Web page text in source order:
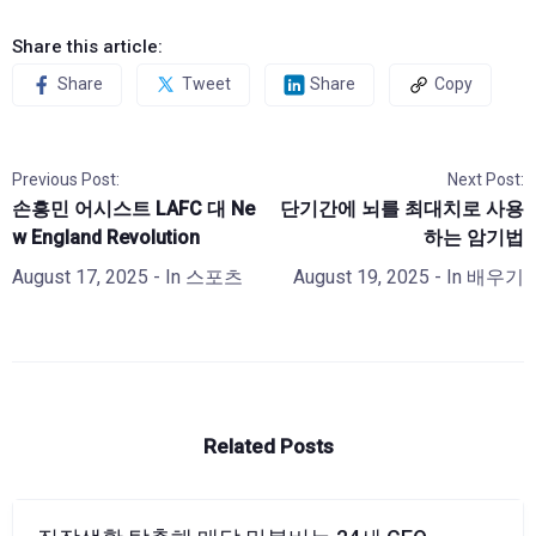
Share this article:
Share Tweet Share Copy
Previous Post:
손흥민 어시스트 LAFC 대 Ne
w England Revolution
August 17, 2025 - In 스포츠
Next Post:
단기간에 뇌를 최대치로 사용
하는 암기법
August 19, 2025 - In 배우기
Related Posts